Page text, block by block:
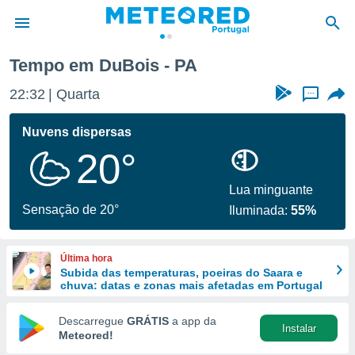
da
foi
fornecidas
a este
das
e
forma
digital
Tempo em DuBois - PA
22:32 Quarta ...
Nuvens dispersas
20°
Sensação de 20°
Lua minguante
Iluminada:55%
Última hora
Subida das temperaturas, poeiras do Saara e
chuva: datas e zonas mais afetadas em Portugal
Descarregue GRÁTIS a app da
Meteored!
Instalar